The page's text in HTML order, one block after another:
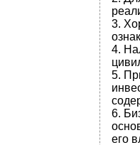
3.
4.
5.
6.
его